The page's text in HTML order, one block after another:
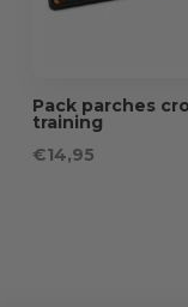
Pack parches
training
€14,95